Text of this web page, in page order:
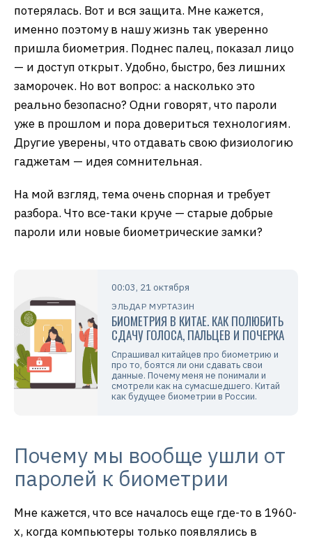
потерялась. Вот и вся защита. Мне кажется,
именно поэтому в нашу жизнь так уверенно
пришла биометрия. Поднес палец, показал лицо
— и доступ открыт. Удобно, быстро, без лишних
заморочек. Но вот вопрос: а насколько это
реально безопасно? Одни говорят, что пароли
уже в прошлом и пора довериться технологиям.
Другие уверены, что отдавать свою физиологию
гаджетам — идея сомнительная.
На мой взгляд, тема очень спорная и требует
разбора. Что все-таки круче — старые добрые
пароли или новые биометрические замки?
00:03, 21 октября
ЭЛЬДАР МУРТАЗИН
БИОМЕТРИЯ В КИТАЕ. КАК ПОЛЮБИТЬ
СДАЧУ ГОЛОСА, ПАЛЬЦЕВ И ПОЧЕРКА
Спрашивал китайцев про биометрию и
про то, боятся ли они сдавать свои
данные. Почему меня не понимали и
смотрели как на сумасшедшего. Китай
как будущее биометрии в России.
Почему мы вообще ушли от
паролей к биометрии
Мне кажется, что все началось еще где-то в 1960-
х, когда компьютеры только появлялись в